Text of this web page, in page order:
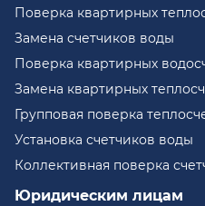
Поверка квартирных
Замена счетчиков воды
Поверка квартирных
Замена квартирных
Групповая поверка
Установка счетчиков воды
Коллективная поверка
Юридическим лицам